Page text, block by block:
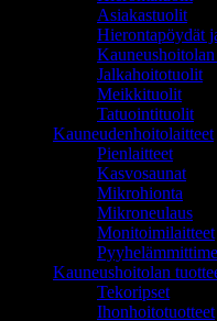
Asiakastuolit
Hierontapöydät
Jalkahoitotuolit
Meikkituolit
Tatuointituolit
Kauneudenhoitolaitteet
Pienlaitteet
Kasvosaunat
Mikrohionta
Mikroneulaus
Monitoimilaitteet
Kauneushoitolan
Tekoripset
Ihonhoitotuotteet